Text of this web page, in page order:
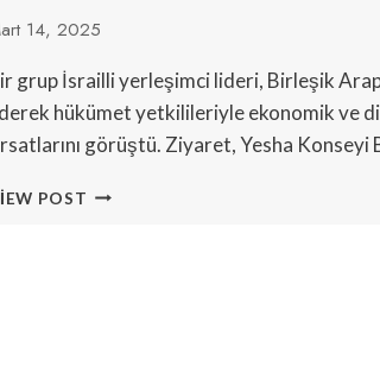
14, 2025
grup İsrailli yerleşimci lideri, Birleşik
hükümet yetkilileriyle ekonomik ve
görüştü. Ziyaret, Yesha Konseyi
POST İSRAILLI